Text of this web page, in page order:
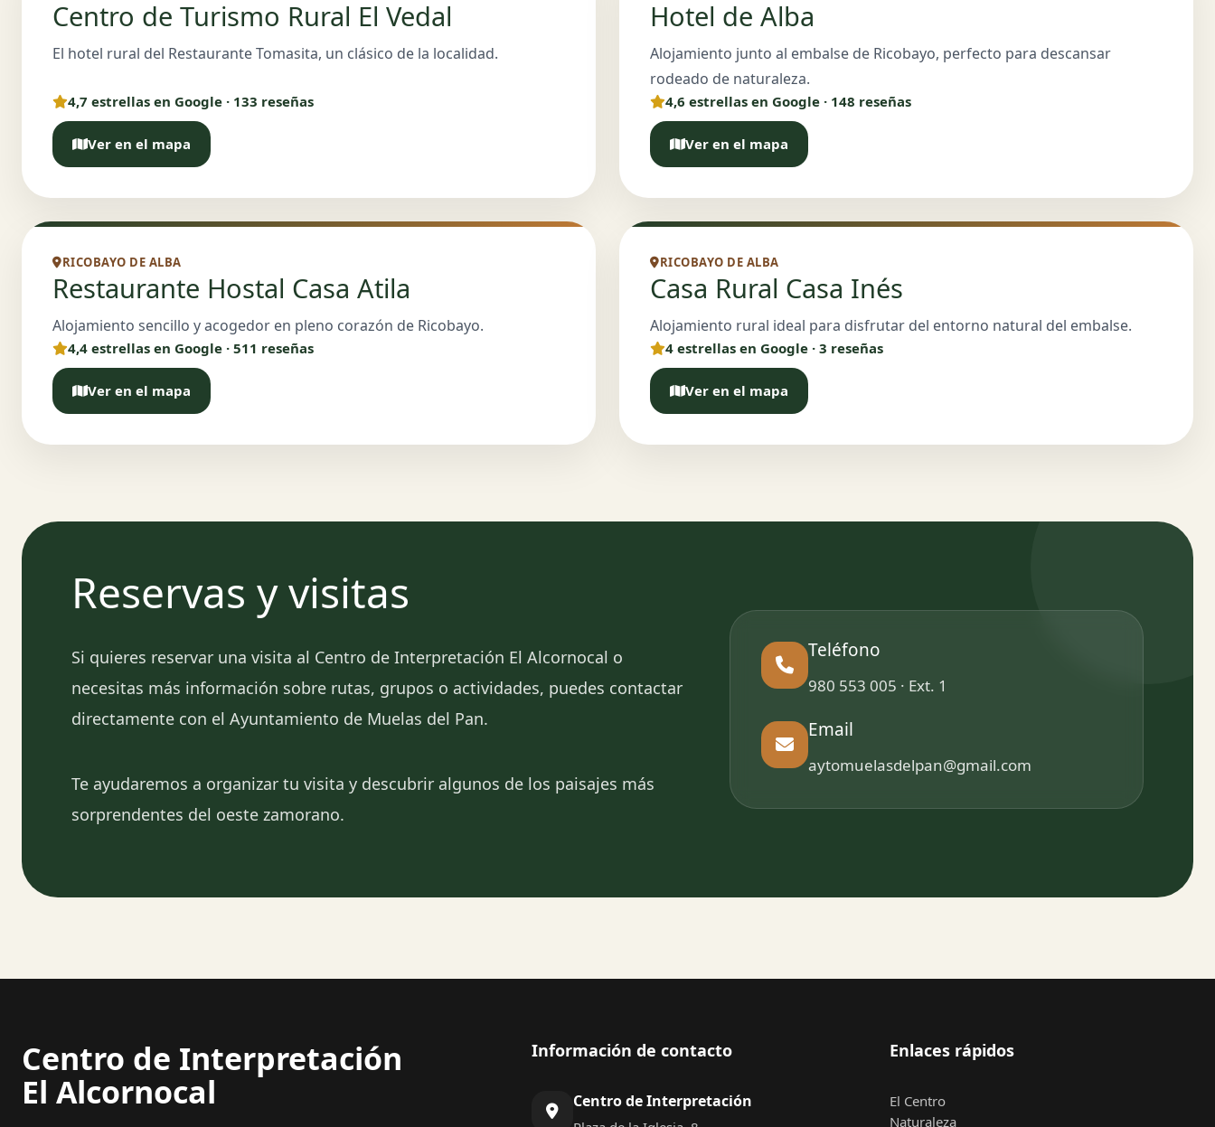
Centro de Turismo Rural El Vedal
El hotel rural del Restaurante Tomasita, un clásico de la localidad.
4,7 estrellas en Google · 133 reseñas
Ver en el mapa
Hotel de Alba
Alojamiento junto al embalse de Ricobayo, perfecto para descansar
rodeado de naturaleza.
4,6 estrellas en Google · 148 reseñas
Ver en el mapa
RICOBAYO DE ALBA
Restaurante Hostal Casa Atila
Alojamiento sencillo y acogedor en pleno corazón de Ricobayo.
4,4 estrellas en Google · 511 reseñas
Ver en el mapa
RICOBAYO DE ALBA
Casa Rural Casa Inés
Alojamiento rural ideal para disfrutar del entorno natural del embalse.
4 estrellas en Google · 3 reseñas
Ver en el mapa
Reservas y visitas
Si quieres reservar una visita al Centro de Interpretación El Alcornocal o
necesitas más información sobre rutas, grupos o actividades, puedes contactar
directamente con el Ayuntamiento de Muelas del Pan.
Te ayudaremos a organizar tu visita y descubrir algunos de los paisajes más
sorprendentes del oeste zamorano.
Teléfono
980 553 005 · Ext. 1
Email
aytomuelasdelpan@gmail.com
Centro de Interpretación
El Alcornocal
Información de contacto
Centro de Interpretación
Enlaces rápidos
El Centro
Naturaleza